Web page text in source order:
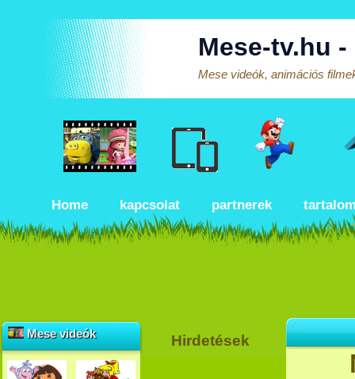
Mese-tv.hu
Mese videók, animációs
Home kapcsolat partnerek
Mese videók Hirdetések